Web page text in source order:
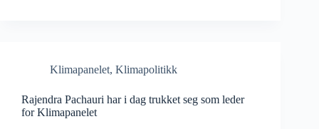
Klimapanelet, Klimapolitikk
Rajendra Pachauri har i dag trukket seg som leder
for Klimapanelet